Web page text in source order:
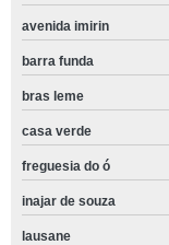
avenida imirin
barra funda
bras leme
casa verde
freguesia do ó
inajar de souza
lausane